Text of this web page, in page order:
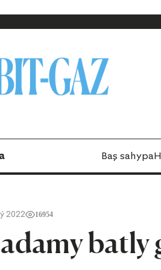
Baş sahypa
2022 16954
batly